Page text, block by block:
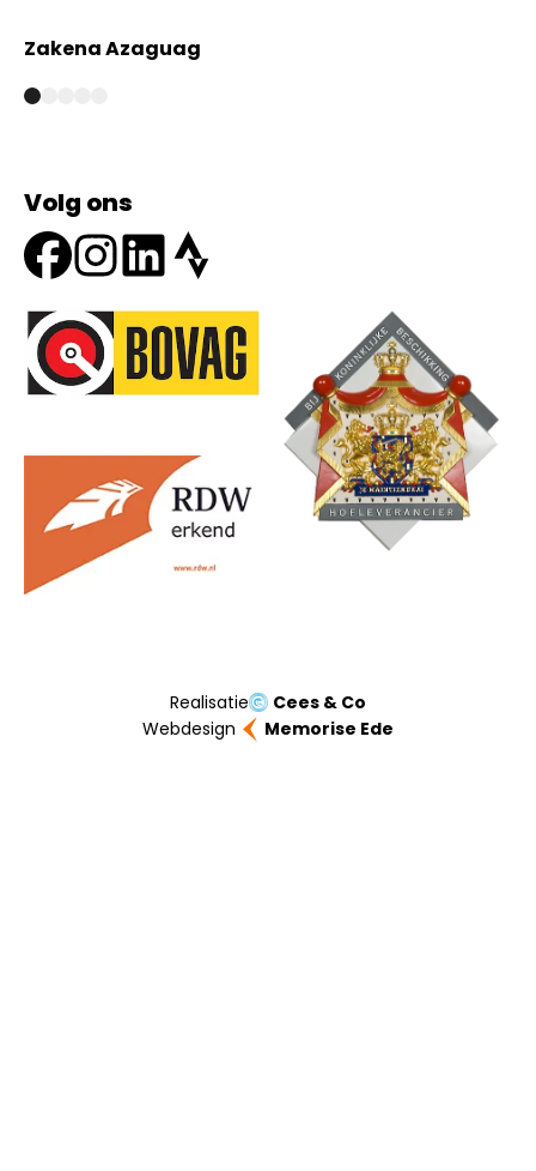
Zakena Azaguag
Volg ons
Onze partners
Realisatie
Cees & Co
Webdesign
Memorise Ede